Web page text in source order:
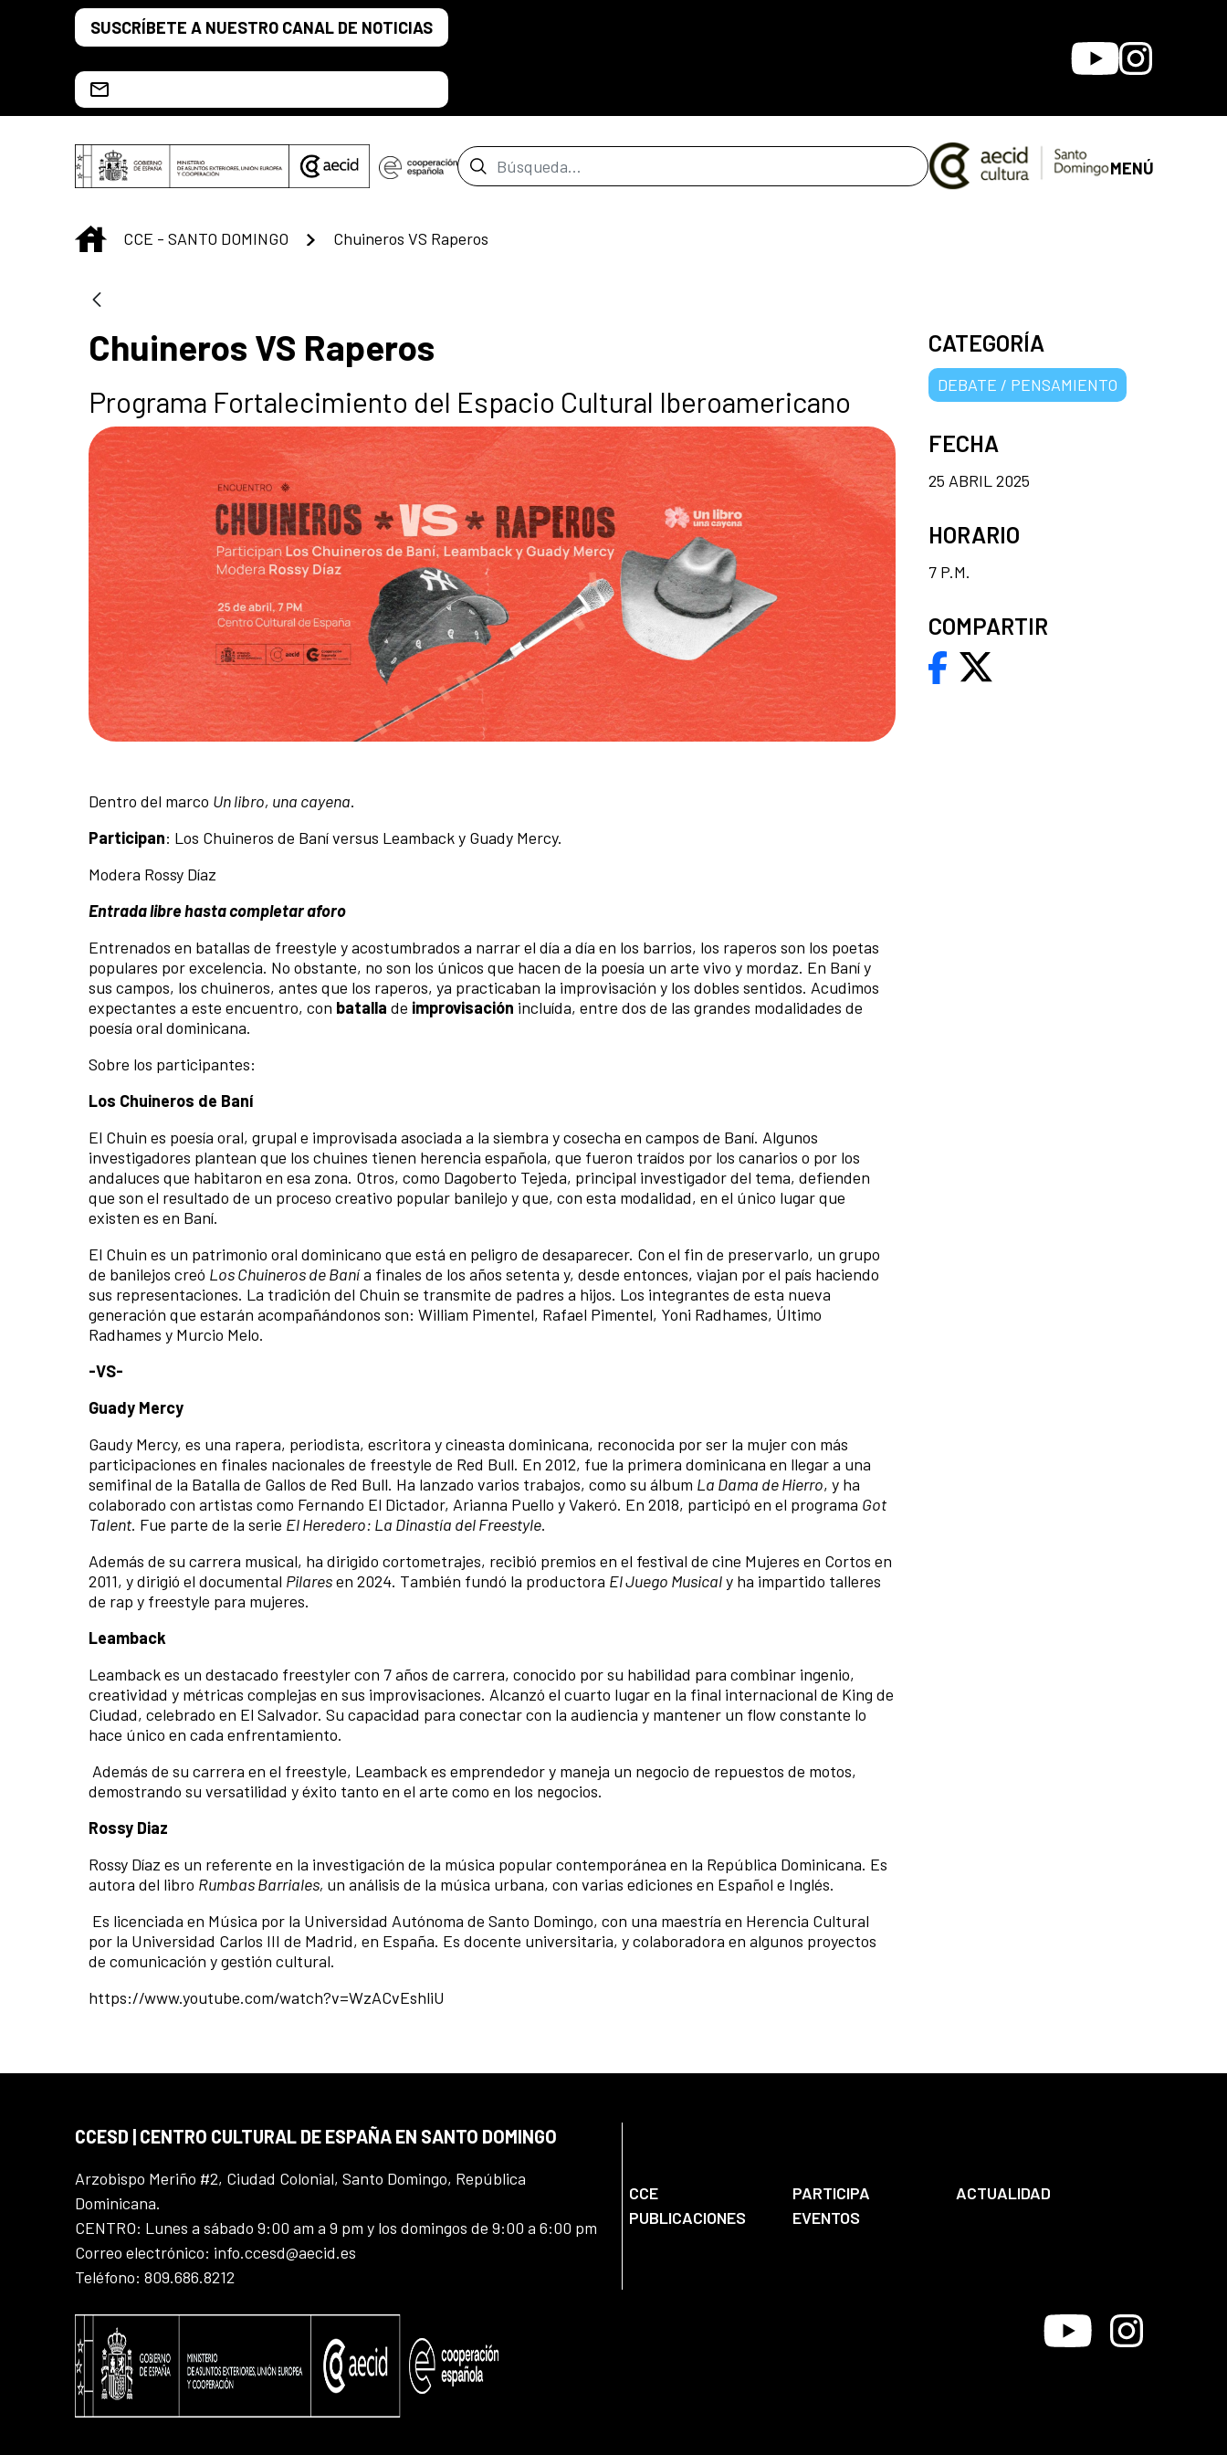
Saltar al contenido principal
SUSCRÍBETE A NUESTRO CANAL DE NOTICIAS
YoutubeInstagram
Barra de búsqueda MENÚ
INICIO
CCE - SANTO DOMINGO Chuineros VS Raperos
Chuineros VS Raperos
Programa Fortalecimiento del Espacio Cultural Iberoamericano
Dentro del marco Un libro, una cayena.
Participan: Los Chuineros de Baní versus Leamback y Guady Mercy.
Modera Rossy Díaz
Entrada libre hasta completar aforo
Entrenados en batallas de freestyle y acostumbrados a narrar el día a día en los barrios, los raperos son los poetas
populares por excelencia. No obstante, no son los únicos que hacen de la poesía un arte vivo y mordaz. En Baní y
sus campos, los chuineros, antes que los raperos, ya practicaban la improvisación y los dobles sentidos. Acudimos
expectantes a este encuentro, con batalla de improvisación incluída, entre dos de las grandes modalidades de
poesía oral dominicana.
Sobre los participantes:
Los Chuineros de Baní
El Chuin es poesía oral, grupal e improvisada asociada a la siembra y cosecha en campos de Baní. Algunos
investigadores plantean que los chuines tienen herencia española, que fueron traídos por los canarios o por los
andaluces que habitaron en esa zona. Otros, como Dagoberto Tejeda, principal investigador del tema, defienden
que son el resultado de un proceso creativo popular banilejo y que, con esta modalidad, en el único lugar que
existen es en Baní.
El Chuin es un patrimonio oral dominicano que está en peligro de desaparecer. Con el fin de preservarlo, un grupo
de banilejos creó Los Chuineros de Banía finales de los años setenta y, desde entonces, viajan por el país haciendo
sus representaciones. La tradición del Chuin se transmite de padres a hijos. Los integrantes de esta nueva
generación que estarán acompañándonos son: William Pimentel, Rafael Pimentel, Yoni Radhames, Último
Radhames y Murcio Melo.
-VS-
Guady Mercy
Gaudy Mercy, es una rapera, periodista, escritora y cineasta dominicana, reconocida por ser la mujer con más
participaciones en finales nacionales de freestyle de Red Bull. En 2012, fue la primera dominicana en llegar a una
semifinal de la Batalla de Gallos de Red Bull. Ha lanzado varios trabajos, como su álbum La Dama de Hierro, y ha
colaborado con artistas como Fernando El Dictador, Arianna Puello y Vakeró. En 2018, participó en el programa Got
Talent. Fue parte de la serie El Heredero: La Dinastía del Freestyle.
Además de su carrera musical, ha dirigido cortometrajes, recibió premios en el festival de cine Mujeres en Cortos en
2011, y dirigió el documental Pilaresen 2024. También fundó la productora El Juego Musicaly ha impartido talleres
de rap y freestyle para mujeres.
Leamback
Leamback es un destacado freestyler con 7 años de carrera, conocido por su habilidad para combinar ingenio,
creatividad y métricas complejas en sus improvisaciones. Alcanzó el cuarto lugar en la final internacional de King de
Ciudad, celebrado en El Salvador. Su capacidad para conectar con la audiencia y mantener un flow constante lo
hace único en cada enfrentamiento.
Además de su carrera en el freestyle, Leamback es emprendedor y maneja un negocio de repuestos de motos,
demostrando su versatilidad y éxito tanto en el arte como en los negocios.
Rossy Diaz
Rossy Díaz es un referente en la investigación de la música popular contemporánea en la República Dominicana. Es
autora del libro Rumbas Barriales, un análisis de la música urbana, con varias ediciones en Español e Inglés.
Es licenciada en Música por la Universidad Autónoma de Santo Domingo, con una maestría en Herencia Cultural
por la Universidad Carlos III de Madrid, en España. Es docente universitaria, y colaboradora en algunos proyectos
de comunicación y gestión cultural.
https://www.youtube.com/watch?v=WzACvEshliU
CATEGORÍA
DEBATE / PENSAMIENTO
FECHA
25 ABRIL 2025
HORARIO
7 P.M.
COMPARTIR
CCESD | CENTRO CULTURAL DE ESPAÑA EN SANTO DOMINGO
Arzobispo Meriño #2, Ciudad Colonial, Santo Domingo, República
Dominicana.
CENTRO: Lunes a sábado 9:00 am a 9 pm y los domingos de 9:00 a 6:00 pm
Correo electrónico: info.ccesd@aecid.es
Teléfono: 809.686.8212
CCE PARTICIPA
ACTUALIDAD
PUBLICACIONES
EVENTOS
Youtube Instagram